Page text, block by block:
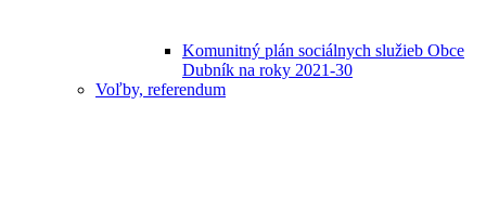
Komunitný plán sociálnych služieb Obce
Dubník na roky 2021-30
Voľby, referendum